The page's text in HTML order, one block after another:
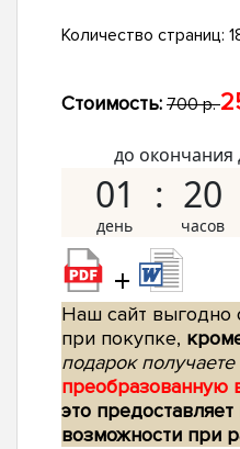
Количество страниц:
Стоимость: 700 р.
до окончания
01 20
+
Наш сайт выгодно
при покупке,
подарок получаете
преобразованную
это
возможности при